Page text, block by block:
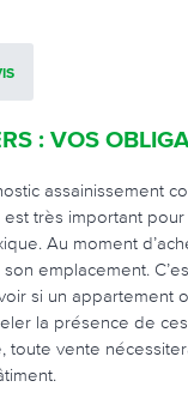
: VOS
assainissement
très important
Au moment
emplacement.
si un appartement
la présence de
toute vente